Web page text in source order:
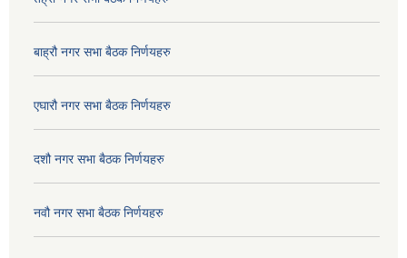
बाह्रौ नगर सभा बैठक निर्णयहरु
एघारौ नगर सभा बैठक निर्णयहरु
दशौ नगर सभा बैठक निर्णयहरु
नवौ नगर सभा बैठक निर्णयहरु